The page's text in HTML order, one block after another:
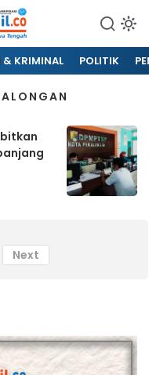
& KRIMINAL POLITIK
Next